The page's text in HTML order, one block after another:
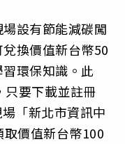
設有節能減碳闖
換價值新台幣50
環保知識。此
只要下載並註冊
「新北市資訊中
價值新台幣100